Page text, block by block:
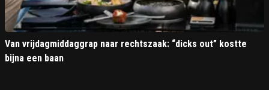
Van vrijdagmiddaggrap naar rechtszaak: “dicks out” kostte
bijna een baan